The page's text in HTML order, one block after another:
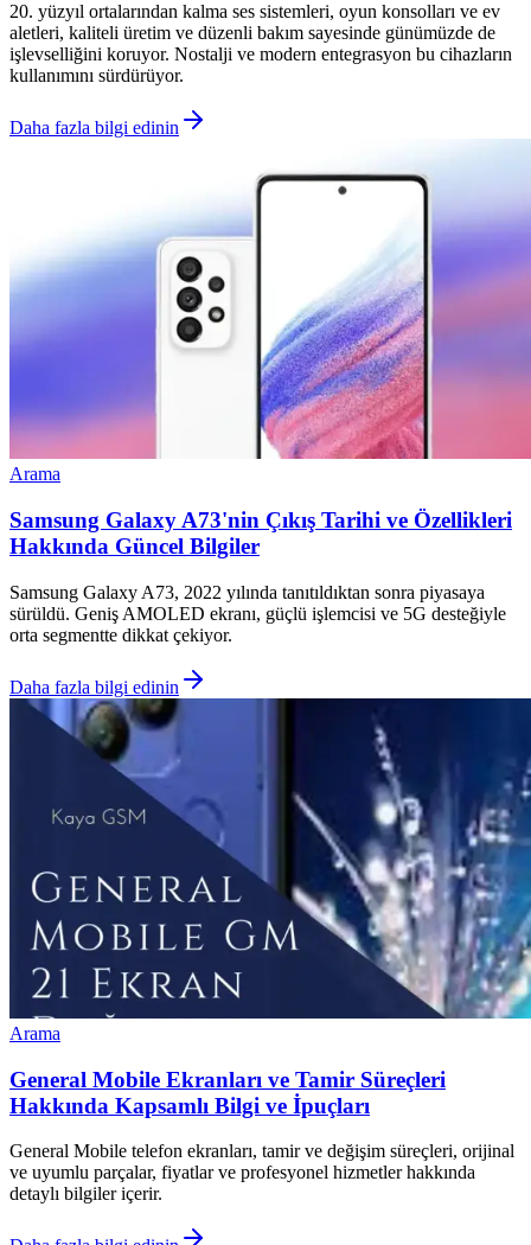
20. yüzyıl ortalarından kalma ses sistemleri, oyun konsolları ve ev
aletleri, kaliteli üretim ve düzenli bakım sayesinde günümüzde de
işlevselliğini koruyor. Nostalji ve modern entegrasyon bu cihazların
kullanımını sürdürüyor.
Daha fazla bilgi edinin
Arama
Samsung Galaxy A73'nin Çıkış Tarihi ve Özellikleri
Hakkında Güncel Bilgiler
Samsung Galaxy A73, 2022 yılında tanıtıldıktan sonra piyasaya
sürüldü. Geniş AMOLED ekranı, güçlü işlemcisi ve 5G desteğiyle
orta segmentte dikkat çekiyor.
Daha fazla bilgi edinin
Arama
General Mobile Ekranları ve Tamir Süreçleri
Hakkında Kapsamlı Bilgi ve İpuçları
General Mobile telefon ekranları, tamir ve değişim süreçleri, orijinal
ve uyumlu parçalar, fiyatlar ve profesyonel hizmetler hakkında
detaylı bilgiler içerir.